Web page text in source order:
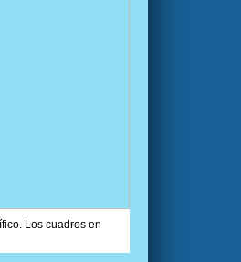
Los cuadros en